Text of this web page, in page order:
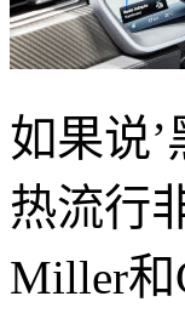
如果说
热流行
Miller和